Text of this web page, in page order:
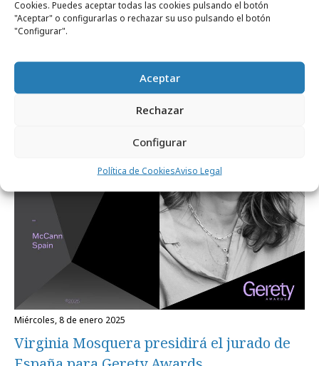
Cookies. Puedes aceptar todas las cookies pulsando el botón
"Aceptar" o configurarlas o rechazar su uso pulsando el botón
"Configurar".
Aceptar
Rechazar
Configurar
Política de CookiesAviso Legal
miércoles, 11 de marzo 2026
Los Gerety Awards anuncian su jurado
Profesionales
miércoles, 8 de enero 2025
Virginia Mosquera presidirá el jurado de